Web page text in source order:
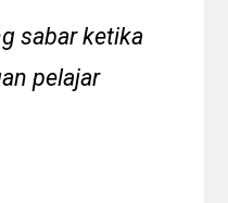
sabar ketika
pelajar